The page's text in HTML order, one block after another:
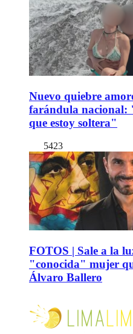
Nuevo quiebre
farándula nacional:
que estoy soltera"
5423
FOTOS | Sale a la
"conocida" mujer
Álvaro Ballero